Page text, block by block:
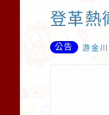
登革熱
公告 游金川